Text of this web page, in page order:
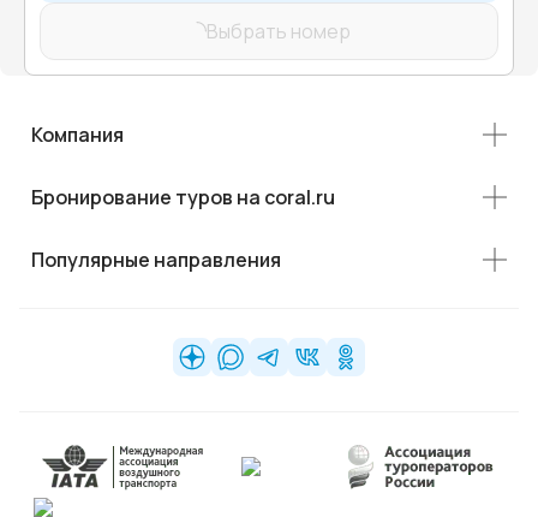
Выбрать номер
Компания
Бронирование туров на coral.ru
Популярные направления